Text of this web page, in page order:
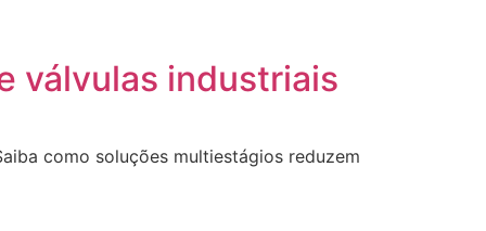
válvulas industriais
como soluções multiestágios reduzem